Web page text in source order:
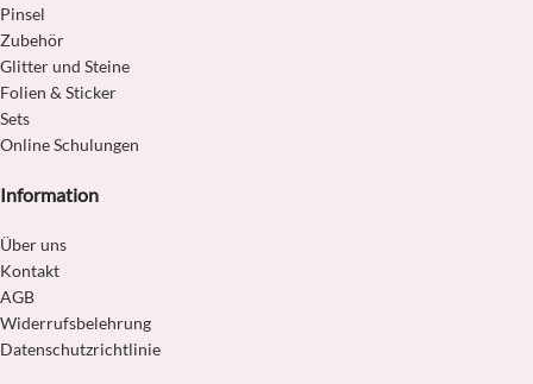
Pinsel
Zubehör
Glitter und Steine
Folien & Sticker
Sets
Online Schulungen
Information
Über uns
Kontakt
AGB
Widerrufsbelehrung
Datenschutzrichtlinie